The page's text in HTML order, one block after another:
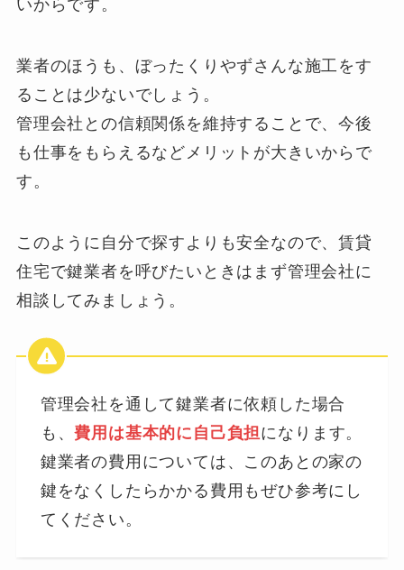
いからです。
業者のほうも、ぼったくりやずさんな施工をす
ることは少ないでしょう。
管理会社との信頼関係を維持することで、今後
も仕事をもらえるなどメリットが大きいからで
す。
このように自分で探すよりも安全なので、賃貸
住宅で鍵業者を呼びたいときはまず管理会社に
相談してみましょう。
管理会社を通して鍵業者に依頼した場合
も、費用は基本的に自己負担になります。
鍵業者の費用については、このあとの家の
鍵をなくしたらかかる費用もぜひ参考にし
てください。